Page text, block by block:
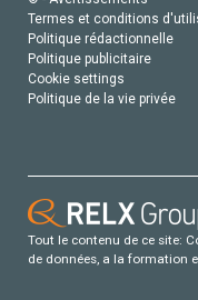
Termes et conditions
Politique rédactionnelle
Politique publicitaire
Cookie settings
Politique de la vie privée
Tout le contenu de ce site:
de données, a la formation